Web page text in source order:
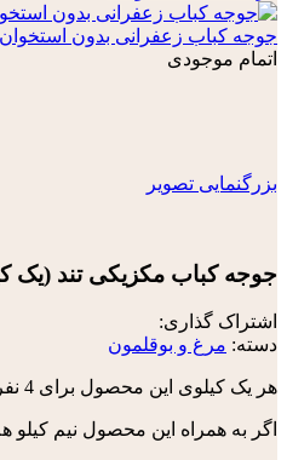
جوجه کباب زعفرانی بدون
اتمام موجودی
بزرگنمایی تصویر
جوجه کباب مکزیکی تند (یک
اشتراک گذاری:
دسته: مرغ و بوقلمون
هر یک کیلوی این محصول برای 4 نفر مناسبه. این محصول معمولا به همراه نان سرو می شه و کمتر با برنج.
اگر به همراه این محصول نیم